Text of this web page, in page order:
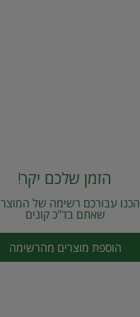
הזמן שלכם יקר!
הכנו עבורכם רשימה של
שאתם בד"כ קונים
הוספת מוצרים מהרשימה